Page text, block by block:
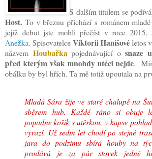
S dalším titulem se
Host. To v březnu přichází s románem
jejíž debut jste mohli přečíst v roce 2015,
Anežka. SpisovatelceViktorii Hanišovéletos
názvem Houbařka pojednávající o snaze
před kterým však mnohdy utéci nejde.
obálku by byl hřích. Ta mě totiž upoutala na
Mladá Sára žije ve staré chalupě na
sběrem hub. Každé ráno si obuje
popadne košík s utěrkou, v kapse
vyrazí. Už sedm let chodí po stejné
jara do podzimu sbírá houby na
prodává je za pár stovek jedné